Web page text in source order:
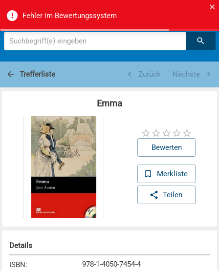
Fehler im Bewertungssystem
Zürcher Mittel- und Berufsschulmediotheken -
Suche
Suchbegriff(e) eingeben
Trefferliste Zurück Nächste
Emma
Bewerten
Merkliste
Teilen
Details
ISBN:
978-1-4050-7454-4